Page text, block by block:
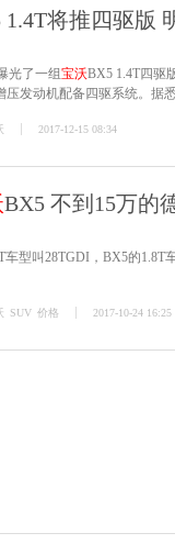
1.4T将推四驱版
光了一组宝沃BX5 1.4T四驱
压发动机配备四驱系统。据
2017-12-15 08:34
BX5 不到15万的
车型叫28TGDI，BX5的1.8T
SUV 价格 2017-10-24 16:25